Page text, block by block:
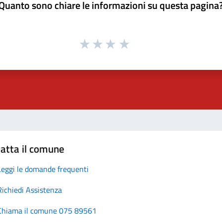
sono chiare le informazioni su questa
il comune
le domande frequenti
Assistenza
il comune 075 89561